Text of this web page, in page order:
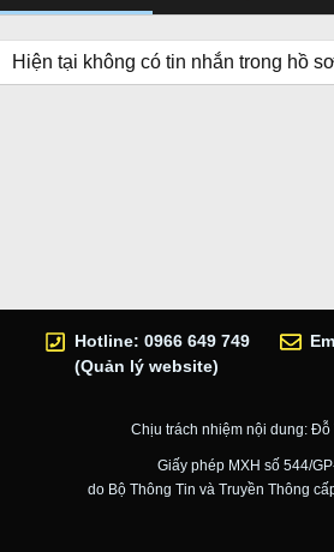
Hiện tại không có tin nhắn trong hồ
Hotline: 0966 649 749
(Quản lý website)
Chịu trách nhiệm nội dung: Đỗ
Giấy phép MXH số 544/
do Bộ Thông Tin và Truyền Thông